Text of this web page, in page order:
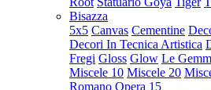
Bisazza
5x5 Canvas Cementine
Decori In Tecnica Artistica
Fregi Gloss Glow Le
Miscele 10 Miscele 20
Romano Opera 15